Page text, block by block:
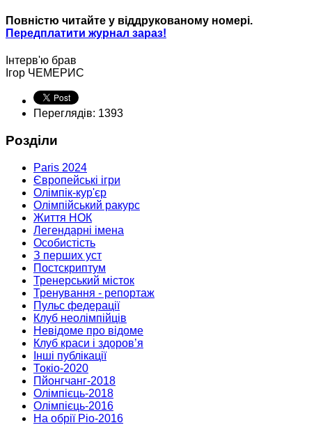
Повністю читайте у віддрукованому номері.
Передплатити журнал зараз!
Інтерв'ю брав
Ігор ЧЕМЕРИС
Переглядів: 1393
Розділи
Paris 2024
Європейські ігри
Олімпік-кур'єр
Олімпійський ракурс
Життя НОК
Легендарні імена
Особистість
З перших уст
Постскриптум
Тренерський місток
Тренування - репортаж
Пульс федерації
Клуб неолімпійців
Невідоме про відоме
Клуб краси і здоров’я
Інші публікації
Токіо-2020
Пйонгчанг-2018
Олімпієць-2018
Олімпієць-2016
На обрії Ріо-2016